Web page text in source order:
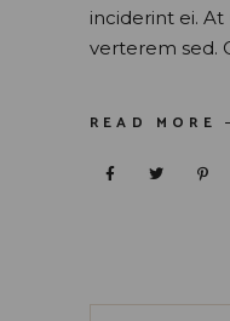
inciderint ei.
verterem sed.
READ MORE